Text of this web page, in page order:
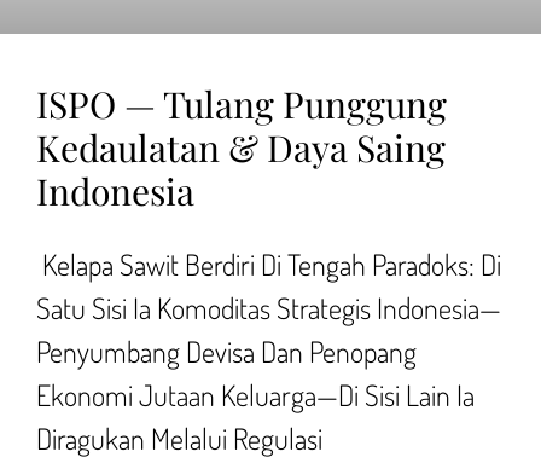
ISPO — Tulang Punggung
Kedaulatan & Daya Saing
Indonesia
Kelapa Sawit Berdiri Di Tengah Paradoks: Di
Satu Sisi Ia Komoditas Strategis Indonesia—
Penyumbang Devisa Dan Penopang
Ekonomi Jutaan Keluarga—Di Sisi Lain Ia
Diragukan Melalui Regulasi